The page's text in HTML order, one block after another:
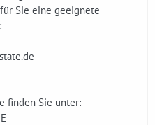
Sie eine geeignete
finden Sie unter: